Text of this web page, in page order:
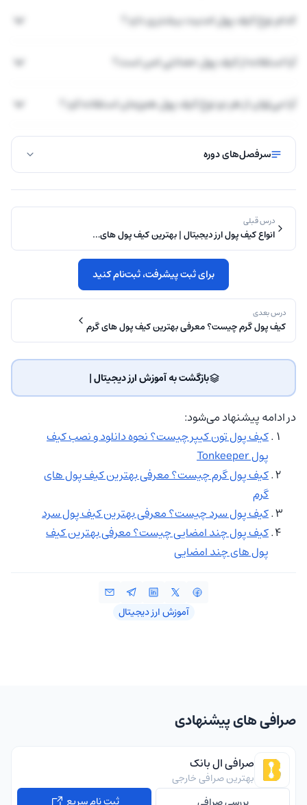
کدام نوع کیف پول امنیت بیشتری دارد؟
آیا استفاده از کیف پول حضانتی امن است؟
آیا می‌توان از هر دو نوع کیف پول هم‌زمان استفاده کرد؟
سرفصل‌های دوره
درس قبلی
انواع کیف پول ارز دیجیتال | بهترین کیف پول های…
برای ثبت پیشرفت، ثبت‌نام کنید
درس بعدی
کیف پول گرم چیست؟ معرفی بهترین کیف پول های گرم
بازگشت به آموزش ارز دیجیتال | ‌
در ادامه پیشنهاد می‌شود:
کیف پول تون کیپر چیست؟ نحوه دانلود و نصب کیف
پول Tonkeeper
کیف پول گرم چیست؟ معرفی بهترین کیف پول های
گرم
کیف پول سرد چیست؟ معرفی بهترین کیف پول سرد
کیف پول چند امضایی چیست؟ معرفی بهترین کیف
پول های چند امضایی
آموزش ارز دیجیتال
صرافی های پیشنهادی
صرافی ال بانک
بهترین صرافی خارجی
ثبت نام سریع